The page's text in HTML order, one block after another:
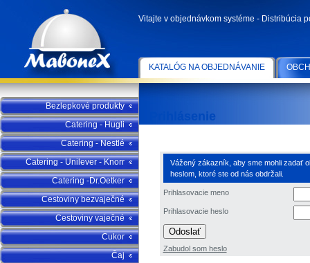
Vitajte v objednávkom systéme - Distribúcia
KATALÓG NA OBJEDNÁVANIE
Prihlásenie
Vážený zákazník, aby sme mohli zadať
heslom, ktoré ste od nás obdržali.
Prihlasovacie meno
Prihlasovacie heslo
Odoslať
Zabudol som heslo
Bezlepkové produkty
Catering - Hugli
Catering - Nestlé
Catering - Unilever - Knorr
Catering -Dr.Oetker
Cestoviny bezvaječné
Cestoviny vaječné
Cukor
Čaj